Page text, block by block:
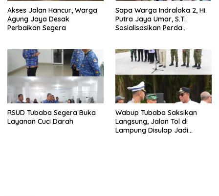
Akses Jalan Hancur, Warga
Agung Jaya Desak
Perbaikan Segera
Sapa Warga Indraloka 2, Hi.
Putra Jaya Umar, S.T.
Sosialisasikan Perda
RSUD Tubaba Segera Buka
Layanan Cuci Darah
Wabup Tubaba Saksikan
Langsung, Jalan Tol di
Lampung Disulap Jadi